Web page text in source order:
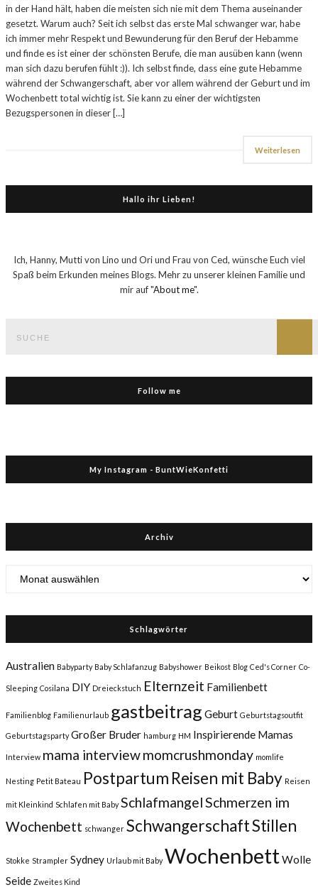
in der Hand hält, haben die meisten sich nie mit dem Thema auseinander
gesetzt. Warum auch? Seit ich selbst das erste Mal schwanger war, habe
ich immer mehr Respekt und Bewunderung für den Beruf der Hebamme
und finde es ist einer der schönsten Berufe, die man ausüben kann (wenn
man sich dazu berufen fühlt :)). Ich selbst finde, dass eine gute Hebamme
während der Schwangerschaft, aber vor allem während der Geburt und im
Wochenbett total wichtig ist. Sie kann zu einer der wichtigsten
Bezugspersonen in dieser […]
Weiterlesen
Hallo ihr Lieben!
Ich, Hanny, Mutti von Lino und Ori und Frau von Ced, wünsche Euch viel
Spaß beim Erkunden meines Blogs. Mehr zu unserer kleinen Familie und
mir auf "About me".
nach:
Follow me
My Instagram - BuntWieKonfetti
Archiv
Schlagwörter
Australien Babyparty Baby Schlafanzug Babyshower Beikost Blog Ced's Corner Co-
Sleeping Cosilana DIY Dreieckstuch Elternzeit Familienbett
Familienblog Familienurlaub gastbeitrag Geburt Geburtstagsoutfit
Geburtstagsparty Großer Bruder hamburg HM Inspirierende Mamas
Interview mama interviewmomcrushmonday momlife
Nesting Petit Bateau Postpartum Reisen mit Baby Reisen
mit Kleinkind Schlafen mit Baby SchlafmangelSchmerzen im
Wochenbett schwanger SchwangerschaftStillen
Stokke Strampler Sydney Urlaub mit Baby Wochenbett Wolle
Seide Zweites Kind